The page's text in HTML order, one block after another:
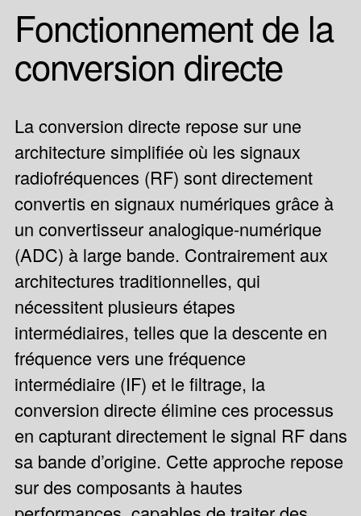
Fonctionnement de la
conversion directe
La conversion directe repose sur une
architecture simplifiée où les signaux
radiofréquences (RF) sont directement
convertis en signaux numériques grâce à
un convertisseur analogique-numérique
(ADC) à large bande. Contrairement aux
architectures traditionnelles, qui
nécessitent plusieurs étapes
intermédiaires, telles que la descente en
fréquence vers une fréquence
intermédiaire (IF) et le filtrage, la
conversion directe élimine ces processus
en capturant directement le signal RF dans
sa bande d’origine. Cette approche repose
sur des composants à hautes